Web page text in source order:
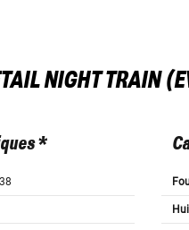
NIGHT TRAIN
*